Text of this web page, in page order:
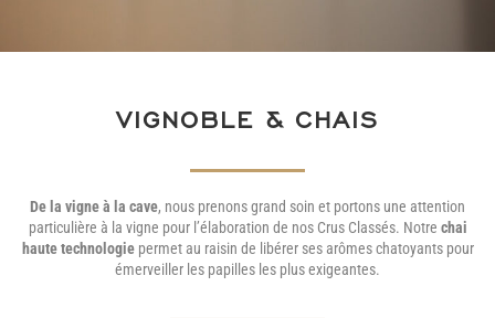
VIGNOBLE & CHAIS
De la vigne à la cave, nous prenons grand soin et portons une attention
particulière à la vigne pour l’élaboration de nos Crus Classés. Notre chai
haute technologiepermet au raisin de libérer ses arômes chatoyants pour
émerveiller les papilles les plus exigeantes.